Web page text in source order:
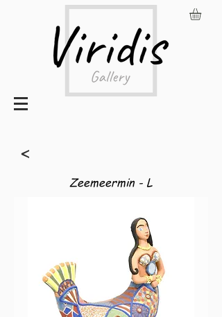
<
Zeemeermin - L